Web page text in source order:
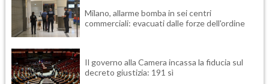
Milano, allarme bomba in sei centri
commerciali: evacuati dalle forze dell'ordine
Il governo alla Camera incassa la fiducia sul
decreto giustizia: 191 sì